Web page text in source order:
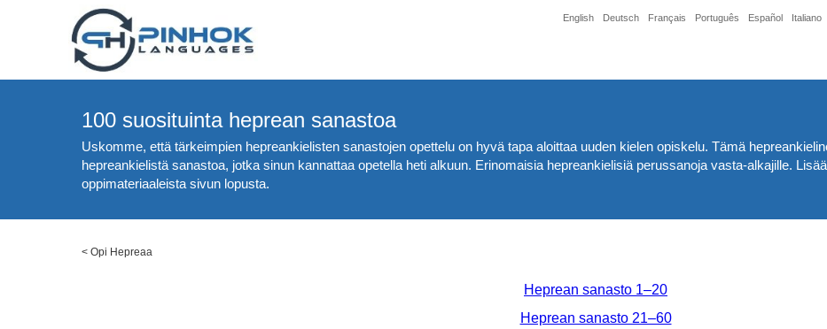
English Deutsch Français Português Español Italiano
100 suosituinta heprean sanastoa
Uskomme, että tärkeimpien hepreankielisten sanastojen opettelu on hyvä tapa aloittaa uuden kielen opiskelu. Tämä
hepreankielistä sanastoa, jotka sinun kannattaa opetella heti alkuun. Erinomaisia hepreankielisiä perussanoja vasta-alkajille.
oppimateriaaleista sivun lopusta.
< Opi Hepreaa
Heprean sanasto 1–20
Heprean sanasto 21–60